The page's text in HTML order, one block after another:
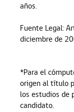
años.
Fuente Legal:
diciembre de
*Para el
origen al título
los estudios de
candidato.